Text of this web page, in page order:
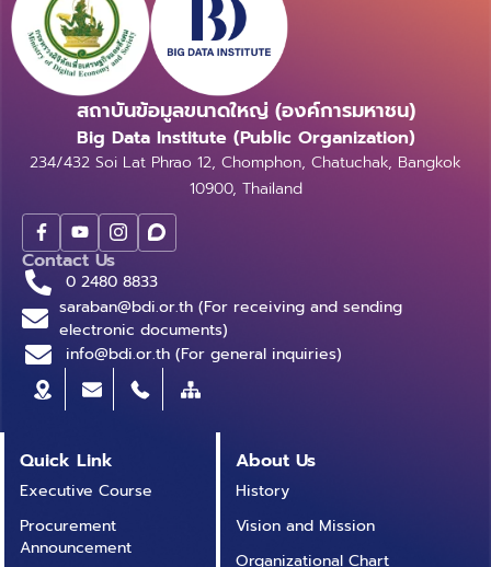
สร้างมูลค่าในกรรมสิทธิ์ตลอดชีพผ่านสัญญาอัจฉริยะ
สัญญาเหล่านี้อนุญาตให้ผู้ใช้สามารถพิสูจน์อัตลักษณ์และ
ความเป็นเจ้าของ NFT ใดก็ได้เมื่อมีการทำธุรกรรมซื้อขาย
เพราะภายใน Blockchain นั้นมีโปรแกรมสำหรับ สัญญา
อัจฉริยะ อยู่ ซึ่งนอกจากจะช่วยให้ผู้ใช้สามารถเห็นได้ว่าใคร
เป็นคนแรกที่สร้าง NFT ชิ้นนั้นแล้ว สัญญาอัจฉริยะยัง
สามารถอนุญาตให้ผู้สร้างคนแรกได้รับเงินส่วนหนึ่งในรูป
แบบของ การจ่ายเงินค่าสิทธิ จากธุรกรรมแต่ละครั้งที่เกิด
ขึ้นได้ด้วย บางทีนี่อาจเป็นวิธีที่ถูกต้องและยุติธรรมที่สุดที่
สินทรัพย์ดิจิทัลชนิดใหม่อย่าง NFT สามารถให้ส่วนแบ่ง
โดยตรงกับทั้งผู้สร้างและผู้บริโภคอย่างเท่าเทียม ยิ่ง NFT
นั้นขายได้ราคามากเท่าไร ผู้สร้างคนแรกก็จะยิ่งสามารถได้รับ
ค่าสิทธิมากขึ้นเท่านั้นผ่านสัญญาอัจฉริยะของสินทรัพย์นั้น
Andy Rosen (แอนดี้ โรเซ็น) นักเขียนด้านการลงทุนของ
Nerdwallet กล่าวว่า “ในทางกลับกัน ผู้ซื้อที่สนับสนุนผู้
สร้างที่กำลังลำบากด้วยการซื้อ NFT อาจมีโอกาสได้ส่วน
แบ่งรายรับจากโครงการอื่น ๆ ในภายภาคหน้า” Rosen
อธิบายถึงอีกวิธีการหนึ่งซึ่ง NFT สามารถสร้างมูลค่าได้โดย
การใช้วิธีลงทุนขยายธุรกิจอย่างต่อเนื่องและยก
VeeFriends ของนักลงทุน Gary Vaynerchuk (แกรีย์
เวย์เนอร์ชัค) มาเป็นตัวอย่าง คนที่ซื้อ NFT ชุดนี้หนึ่งชุด จะ
ได้รับตั๋วฟรีเข้าร่วม VeeCon ซึ่งเป็นการประชุมใหญ่ทาง
โดยที่ไม่ต้องมี NFT อย่างไรก็ตาม จุดที่ต่างกันสำหรับเกม
ออนไลน์ทั่วไปกับเกม NFT นั้นคือไอเทมต่าง ๆ ภายในเกมที่
ผู้เล่นสามารถเก็บสะสมมาได้นั้น ไม่ถือว่าผู้เล่นได้เป็นเจ้าของ
พวกมันอย่างสมบูรณ์ เนื่องจากไอเทมเหล่านั้นถูกเก็บข้อมูล
ไว้ในเซิร์ฟเวอร์ของผู้ให้บริการเกม ทำให้ผู้ดูแลเกมสามารถ
แก้ไขข้อมูลทุกอย่างในเซิร์ฟเวอร์นี้ได้หากต้องการ นั่น
หมายความว่าสถานะการถือครองของในเกมของเราขึ้นอยู่
กับผู้ดูแลเกมโดยสมบูรณ์ ในทางกลับกัน ไอเทมในเกม NFT
จะถือว่าเป็นของผู้เล่นจริง ๆ และไม่มีใครสามารถเอาไอเทมนี้
ของเราไปได้ ซึ่งนี่ก็คือเหตุผลที่ทำไม เกม NFT ถึงเป็นตัว
เลือกที่ดีกว่าสำหรับผู้เล่นที่ต้องการสร้างรายได้จากการเล่น
เกม แล้วทำไมผู้ดูแลถึงไม่สามารถทำอะไรกับไอเทมของเราได้
ละ? ซึ่งก็เพราะว่าเรามี private key หรือกุญแจในการ
อนุมัติการโอนสินทรัพย์ หรือไอเทมของเราไปให้คนอื่น
นอกจากนี้ข้อมูลไอเทมก็ยังถูกเก็บแบบกระจายศูนย์ ดังที่
กล่าวไว้ในย่อหน้าแรก เพราะฉะนั้นจึงเป็นไปได้ยากมาก ๆ ใน
การที่ใครจะแก้ไขสถานะการถือครองทรัพย์สินของเราไปให้
คนอื่นโดยปราศจากความสมัครใจของเรา เศรษฐกิจโลกของ
วิดีโอเกม บล็อกเชน และสกุลเงินดิจิทัลเติบโตขึ้นทุกวัน ดัง
นั้นการสร้างรายได้ผ่านตลาดบล็อกเชน และตลาดคริปโตนั้น
ถือเป็นวิธีการที่มีศักยภาพอย่างมากในช่วงนี้ โดยเกม NFT
เพื่อทำงาน เพื่อช้อปปิ้ง การศึกษา เพื่อเข้าสังคมออนไลน์
บันเทิง ฯลฯ ความหมายที่มีความเข้าใจในปัจจุบัน ตีความ
Metaverse ว่าเป็นโลกเสมือนที่ถูกสร้างขึ้นและมีความเชื่อม
โยงระหว่างโลกของความเป็นจริงกับโลกเสมือนที่สร้างขึ้นมา
โดยที่ไม่ขึ้นอยู่กับอุปกรณ์ประเภทเดียวและไม่ขึ้นอยู่กับผู้ให้
บริการรายเดียวเหมือนปัจจุบัน ด้วยความหมายเบื้องต้นนี้
ตรงกับแนวคิดของเทคโนโลยี Web 3 คำว่าเชื่อมโยง
ระหว่างโลกเสมือนและโลกจริง ในความหมายที่จับต้องได้
ง่ายที่สุด ณ เวลานี้ ที่หลาย ๆ ธุรกิจได้ทำ เช่น สินค้าที่อยู่
บนโลกเสมือนสามารถแปลงเป็นสินค้าในโลกของความเป็น
จริง บริการที่ซื้อบนโลกเสมือนก็สามารถแปลงเป็นบริการที่
สามารถที่ใช้งานได้โลกจริงเช่นกัน เช่น ผมอาจเข้าไปในร้าน
Samsung บน Metaverse และซื้อโทรศัพท์รุ่นล่าสุด
แน่นอนว่าตัว Avartar ของผมอาจจะถือโทรศัพท์นั้นอยู่ และ
ในสิทธิ์นั้นผมสามารถไปร้าน Samsung ที่ Central World
ที่เราเห็นอยู่มากมาย อีกคำหนึ่งที่มีความหมายใกล้เคียงกับ
สองสิ่งเหมือนกันคือเกี่ยวกับโลกดิจิทัลแต่ Metaverse ให้
คำจำกัดความของโลกเสมือนนี้อาจจะไม่ได้หมายความว่ามี
สภาพเหมือนกับโลกปัจจุบันเลย ซึ่งจุดนี้ทำให้คำจำกัดความ
สถาบันข้อมูลขนาดใหญ่ (องค์การมหาชน)
Big Data Institute (Public Organization)
234/432 Soi Lat Phrao 12, Chomphon, Chatuchak, Bangkok
10900, Thailand
Contact Us
0 2480 8833
saraban@bdi.or.th (For receiving and sending
electronic documents)
info@bdi.or.th (For general inquiries)
Quick Link
Executive Course
Procurement
Announcement
About Us
History
Vision and Mission
Organizational Chart